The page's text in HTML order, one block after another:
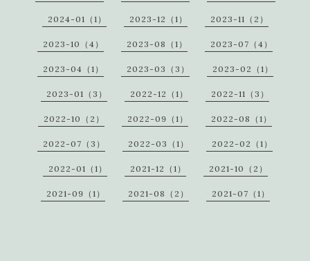
2024-01（1） 2023-12（1） 2023-11（2）
2023-10（4） 2023-08（1） 2023-07（4）
2023-04（1） 2023-03（3） 2023-02（1）
2023-01（3） 2022-12（1） 2022-11（3）
2022-10（2） 2022-09（1） 2022-08（1）
2022-07（3） 2022-03（1） 2022-02（1）
2022-01（1） 2021-12（1） 2021-10（2）
2021-09（1） 2021-08（2） 2021-07（1）